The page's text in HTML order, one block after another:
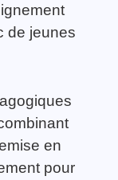
de jeunes
en
pour